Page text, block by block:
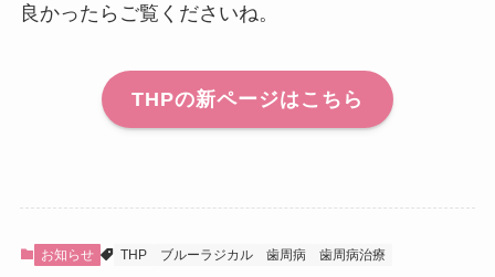
良かったらご覧くださいね。
THPの新ページはこちら
お知らせ THP ブルーラジカル 歯周病 歯周病治療